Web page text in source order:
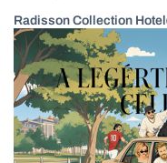
Radisson Collection Hotel